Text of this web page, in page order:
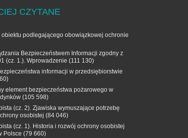
CZYTANE
obiektu podlegającego obowiązkowej ochronie
Bezpieczeństwem Informacji zgodny z
(cz. 1.). Wprowadzenie (111 130)
informacji w przedsiębiorstwie
element bezpieczeństwa pożarowego w
(105 598)
(cz. 2). Zjawiska wymuszające potrzebę
osobistej (84 046)
(cz. 1). Historia i rozwój ochrony osobistej
Polsce (79 660)